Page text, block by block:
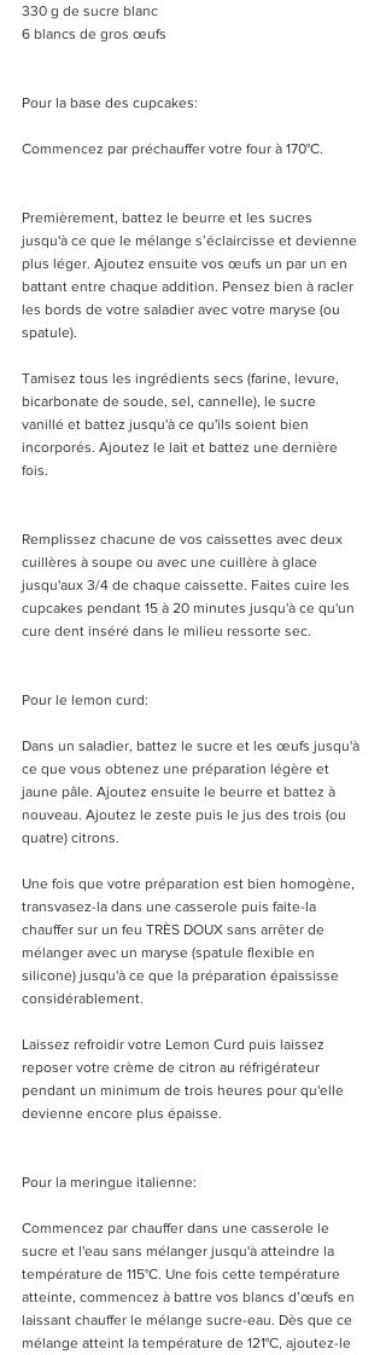
330 g de sucre blanc
6 blancs de gros œufs
Pour la base des cupcakes:
Commencez par préchauffer votre four à 170°C.
Premièrement, battez le beurre et les sucres
jusqu'à ce que le mélange s’éclaircisse et devienne
plus léger. Ajoutez ensuite vos œufs un par un en
battant entre chaque addition. Pensez bien à racler
les bords de votre saladier avec votre maryse (ou
spatule).
Tamisez tous les ingrédients secs (farine, levure,
bicarbonate de soude, sel, cannelle), le sucre
vanillé et battez jusqu'à ce qu'ils soient bien
incorporés. Ajoutez le lait et battez une dernière
fois.
Remplissez chacune de vos caissettes avec deux
cuillères à soupe ou avec une cuillère à glace
jusqu'aux 3/4 de chaque caissette. Faites cuire les
cupcakes pendant 15 à 20 minutes jusqu'à ce qu'un
cure dent inséré dans le milieu ressorte sec.
Pour le lemon curd:
Dans un saladier, battez le sucre et les œufs jusqu'à
ce que vous obtenez une préparation légère et
jaune pâle. Ajoutez ensuite le beurre et battez à
nouveau. Ajoutez le zeste puis le jus des trois (ou
quatre) citrons.
Une fois que votre préparation est bien homogène,
transvasez-la dans une casserole puis faite-la
chauffer sur un feu TRÈS DOUX sans arrêter de
mélanger avec un maryse (spatule flexible en
silicone) jusqu'à ce que la préparation épaississe
considérablement.
Laissez refroidir votre Lemon Curd puis laissez
reposer votre crème de citron au réfrigérateur
pendant un minimum de trois heures pour qu'elle
devienne encore plus épaisse.
Pour la meringue italienne:
Commencez par chauffer dans une casserole le
sucre et l'eau sans mélanger jusqu'à atteindre la
température de 115°C. Une fois cette température
atteinte, commencez à battre vos blancs d’œufs en
laissant chauffer le mélange sucre-eau. Dès que ce
mélange atteint la température de 121°C, ajoutez-le